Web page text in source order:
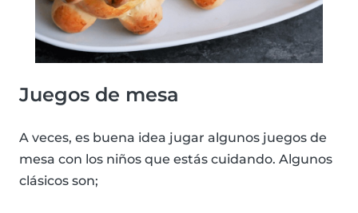
Juegos de mesa
A veces, es buena idea jugar algunos juegos de
mesa con los niños que estás cuidando. Algunos
clásicos son;